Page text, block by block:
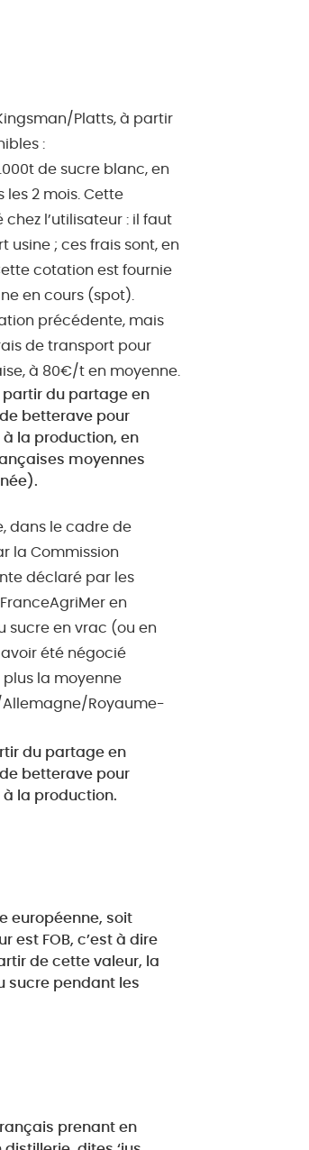
Platts, à partir
:
de sucre blanc, en
les 2 mois. Cette
l’utilisateur : il faut
; ces frais sont, en
cotation est fournie
en cours (spot).
précédente, mais
de transport pour
à 80€/t en moyenne.
partir du partage en
betterave pour
la production, en
moyennes
dans le cadre de
la Commission
déclaré par les
en
sucre en vrac (ou en
été négocié
plus la moyenne
Allemagne/Royaume-
du partage en
betterave pour
la production.
européenne, soit
FOB, c’est à dire
de cette valeur, la
sucre pendant les
prenant en